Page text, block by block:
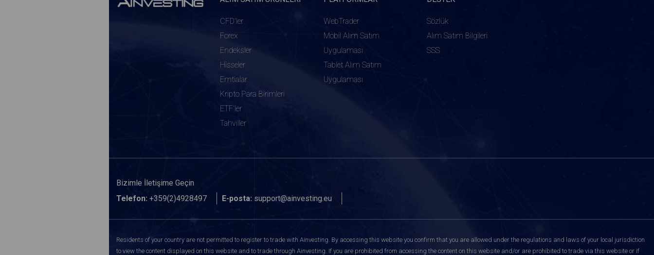
CFD'ler
Forex
Endeksler
Hisseler
Emtialar
Kripto Para Birimleri
ETF'ler
Tahviller
WebTrader
Mobil Alım Satım
Uygulaması
Tablet Alım Satım
Uygulaması
Sözlük
Alım Satım Bilgileri
SSS
Bizimle İletişime Geçin
Telefon: +359(2)4928497 E-posta: support@ainvesting.eu
Residents of your country are not permitted to register to trade with Ainvesting. By accessing this website you confirm that you are allowed under the regulations and laws of your local jurisdiction
to view the content displayed on this website and to trade through Ainvesting. If you are prohibited from accessing the content on this website and/or are prohibited to trade via this website or if